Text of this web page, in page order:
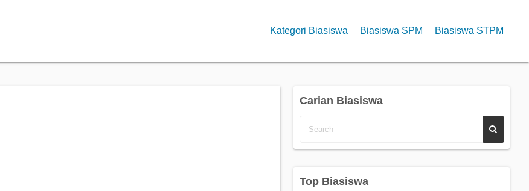
Kategori Biasiswa Biasiswa SPM Biasiswa STPM
Carian Biasiswa
Top Biasiswa